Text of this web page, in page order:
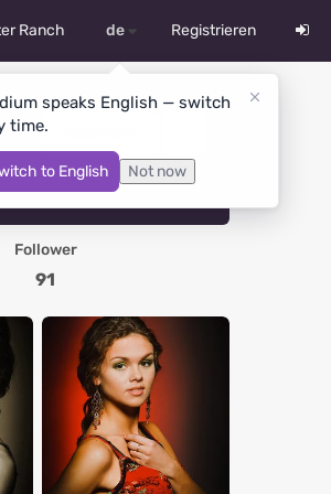
Ranch de
English
Español
Український
Registrieren
speaks English — switch
time.
to English Not now
Follower
91